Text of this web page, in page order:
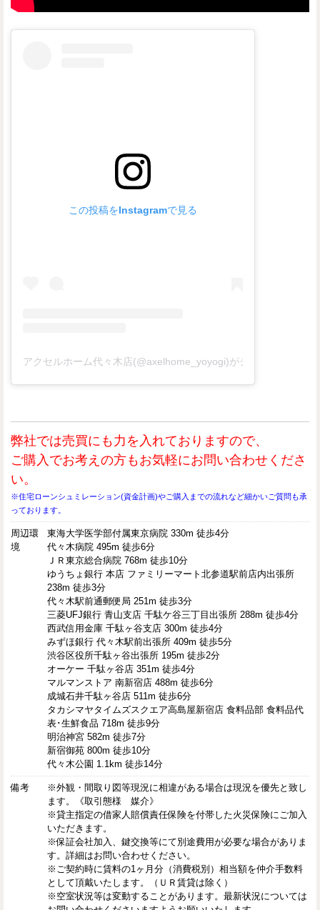
この投稿をInstagramで見る
アクセルホーム代々木店(@axelhome_yoyogi)がシェアした投稿
弊社では売買にも力を入れておりますので、
ご購入でお考えの方もお気軽にお問い合わせくださ
い。
※住宅ローンシュミレーション(資金計画)やご購入までの流れなど細かいご質問も承
っております。
周辺環
境
東海大学医学部付属東京病院 330m 徒歩4分
代々木病院 495m 徒歩6分
ＪＲ東京総合病院 768m 徒歩10分
ゆうちょ銀行 本店 ファミリーマート北参道駅前店内出張所
238m 徒歩3分
代々木駅前通郵便局 251m 徒歩3分
三菱UFJ銀行 青山支店 千駄ケ谷三丁目出張所 288m 徒歩4分
西武信用金庫 千駄ヶ谷支店 300m 徒歩4分
みずほ銀行 代々木駅前出張所 409m 徒歩5分
渋谷区役所千駄ヶ谷出張所 195m 徒歩2分
オーケー 千駄ヶ谷店 351m 徒歩4分
マルマンストア 南新宿店 488m 徒歩6分
成城石井千駄ヶ谷店 511m 徒歩6分
タカシマヤタイムズスクエア高島屋新宿店 食料品部 食料品代
表･生鮮食品 718m 徒歩9分
明治神宮 582m 徒歩7分
新宿御苑 800m 徒歩10分
代々木公園 1.1km 徒歩14分
備考
※外観・間取り図等現況に相違がある場合は現況を優先と致し
ます。《取引態様 媒介》
※貸主指定の借家人賠償責任保険を付帯した火災保険にご加入
いただきます。
※保証会社加入、鍵交換等にて別途費用が必要な場合がありま
す。詳細はお問い合わせください。
※ご契約時に賃料の1ヶ月分（消費税別）相当額を仲介手数料
として頂戴いたします。（ＵＲ賃貸は除く）
※空室状況等は変動することがあります。最新状況については